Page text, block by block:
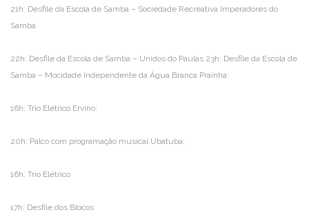
21h: Desfile da Escola de Samba – Sociedade Recreativa Imperadores do
Samba
22h: Desfile da Escola de Samba – Unidos do Paulas 23h: Desfile da Escola de
Samba – Mocidade Independente da Água Branca Prainha:
16h: Trio Elétrico Ervino:
20h: Palco com programação musical Ubatuba:
16h: Trio Elétrico
17h: Desfile dos Blocos